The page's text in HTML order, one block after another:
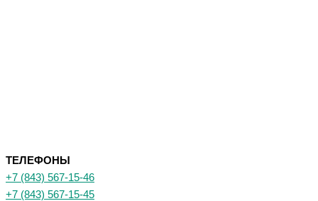
ТЕЛЕФОНЫ
+7 (843) 567-15-46
+7 (843) 567-15-45